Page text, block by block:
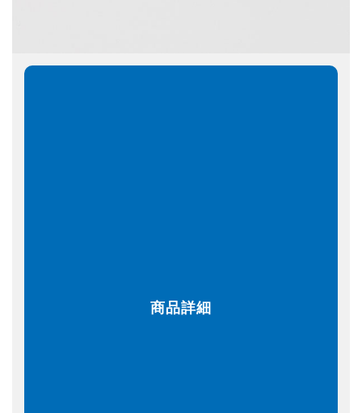
商品詳細